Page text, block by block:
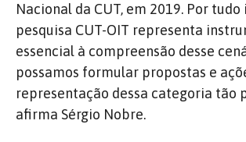
Nacional da CUT, em 2019. Por tudo
pesquisa CUT-OIT representa
essencial à compreensão desse
possamos formular propostas e
representação dessa categoria tão
afirma Sérgio Nobre.